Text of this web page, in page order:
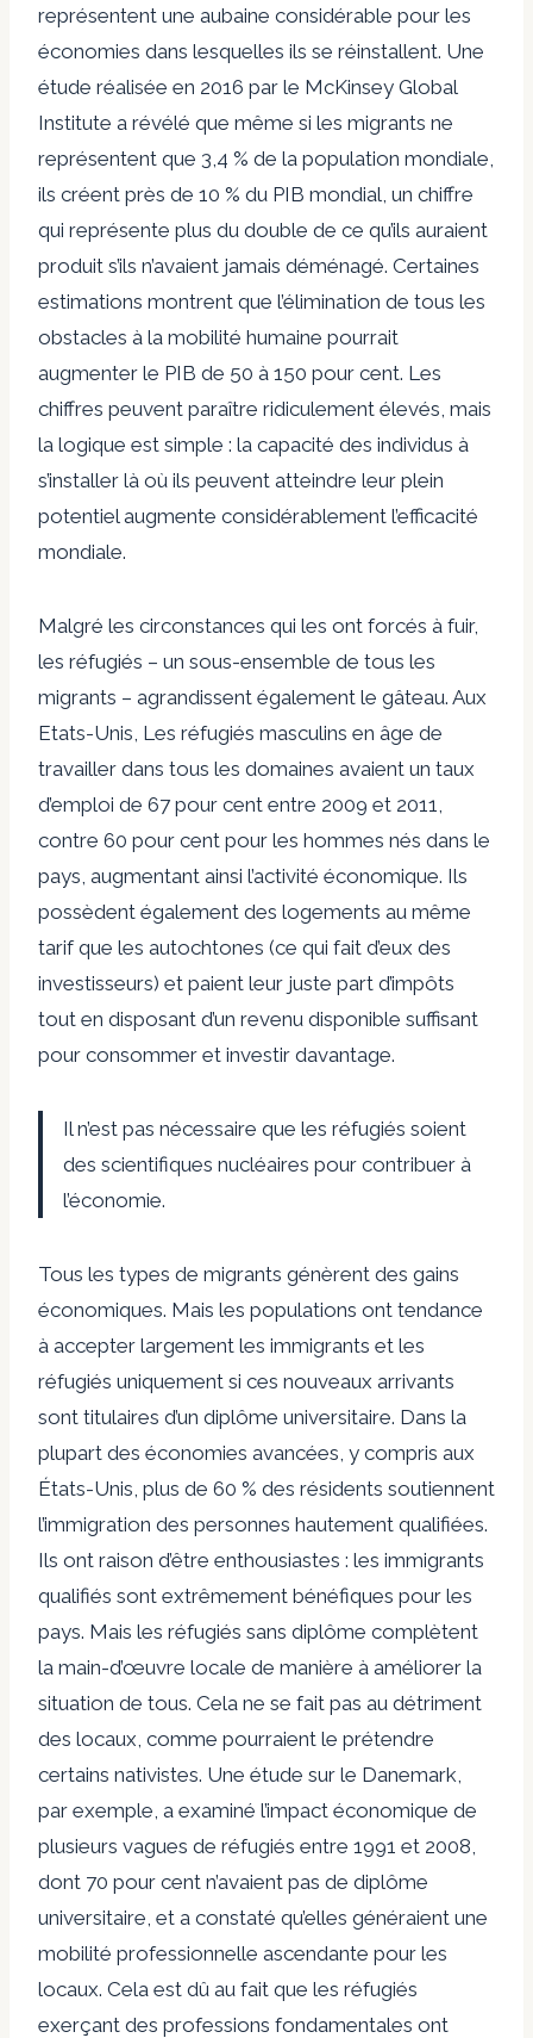
représentent une aubaine considérable pour les
économies dans lesquelles ils se réinstallent. Une
étude réalisée en 2016 par le McKinsey Global
Institute a révélé que même si les migrants ne
représentent que 3,4 % de la population mondiale,
ils créent près de 10 % du PIB mondial, un chiffre
qui représente plus du double de ce qu’ils auraient
produit s’ils n’avaient jamais déménagé. Certaines
estimations montrent que l’élimination de tous les
obstacles à la mobilité humaine pourrait
augmenter le PIB de 50 à 150 pour cent. Les
chiffres peuvent paraître ridiculement élevés, mais
la logique est simple : la capacité des individus à
s’installer là où ils peuvent atteindre leur plein
potentiel augmente considérablement l’efficacité
mondiale.
Malgré les circonstances qui les ont forcés à fuir,
les réfugiés – un sous-ensemble de tous les
migrants – agrandissent également le gâteau. Aux
Etats-Unis, Les réfugiés masculins en âge de
travailler dans tous les domaines avaient un taux
d’emploi de 67 pour cent entre 2009 et 2011,
contre 60 pour cent pour les hommes nés dans le
pays, augmentant ainsi l’activité économique. Ils
possèdent également des logements au même
tarif que les autochtones (ce qui fait d’eux des
investisseurs) et paient leur juste part d’impôts
tout en disposant d’un revenu disponible suffisant
pour consommer et investir davantage.
Il n’est pas nécessaire que les réfugiés soient
des scientifiques nucléaires pour contribuer à
l’économie.
Tous les types de migrants génèrent des gains
économiques. Mais les populations ont tendance
à accepter largement les immigrants et les
réfugiés uniquement si ces nouveaux arrivants
sont titulaires d’un diplôme universitaire. Dans la
plupart des économies avancées, y compris aux
États-Unis, plus de 60 % des résidents soutiennent
l’immigration des personnes hautement qualifiées.
Ils ont raison d’être enthousiastes : les immigrants
qualifiés sont extrêmement bénéfiques pour les
pays. Mais les réfugiés sans diplôme complètent
la main-d’œuvre locale de manière à améliorer la
situation de tous. Cela ne se fait pas au détriment
des locaux, comme pourraient le prétendre
certains nativistes. Une étude sur le Danemark,
par exemple, a examiné l’impact économique de
plusieurs vagues de réfugiés entre 1991 et 2008,
dont 70 pour cent n’avaient pas de diplôme
universitaire, et a constaté qu’elles généraient une
mobilité professionnelle ascendante pour les
locaux. Cela est dû au fait que les réfugiés
exerçant des professions fondamentales ont